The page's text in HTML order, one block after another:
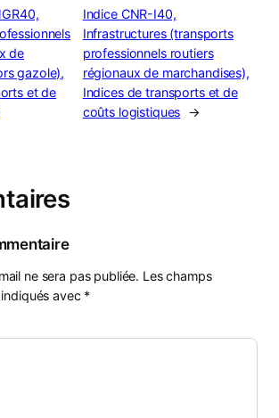
de
gazole),
et de
Indice CNR-I40,
Infrastructures (transports
professionnels routiers
régionaux de marchandises),
Indices de transports et de
coûts logistiques →
ne sera pas publiée. Les champs
avec *